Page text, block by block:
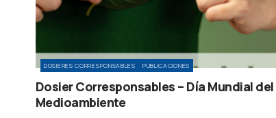
DOSIERES CORRESPONSABLES PUBLICACIONES
Dosier Corresponsables – Día Mundial del
Medioambiente